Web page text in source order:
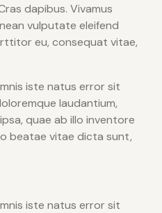
dapibus. Vivamus
vulputate eleifend
eu, consequat vitae,
iste natus error sit
laudantium,
quae ab illo inventore
beatae vitae dicta sunt,
iste natus error sit